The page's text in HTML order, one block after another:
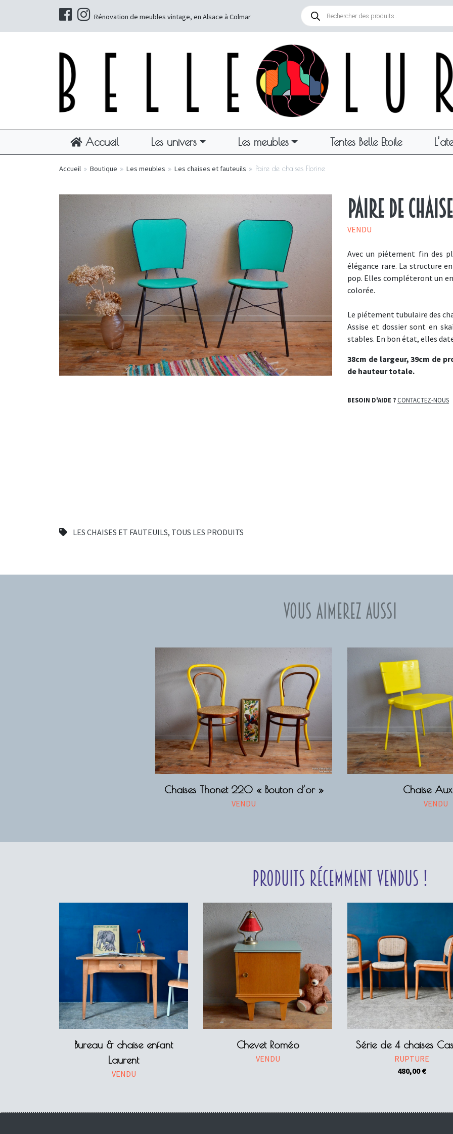
Rénovation de meubles vintage, en Alsace à Colmar
Recherche
produits
Accueil Les univers Les meubles Tentes Belle Etoile
Accueil » Boutique » Les meubles » Les chaises et fauteuils » Paire de chaises Florine
LES CHAISES ET FAUTEUILS, TOUS LES PRODUITS
Paire de
VENDU
Avec un piétement fin des
élégance rare. La structure
pop. Elles compléteront un
colorée.
Le piétement tubulaire des
Assise et dossier sont en
stables. En bon état, elles
38cm de largeur, 39cm de
de hauteur totale.
BESOIN D'AIDE ?CONTACTEZ-NOUS
Vous aimerez aussi
Chaises Thonet 220 « Bouton d’or »
VENDU
Chaise
VENDU
Produits récemment vendus !
Bureau & chaise enfant
Laurent
VENDU
Chevet Roméo
VENDU
Série de 4 chaises
RUPTURE
480,00€